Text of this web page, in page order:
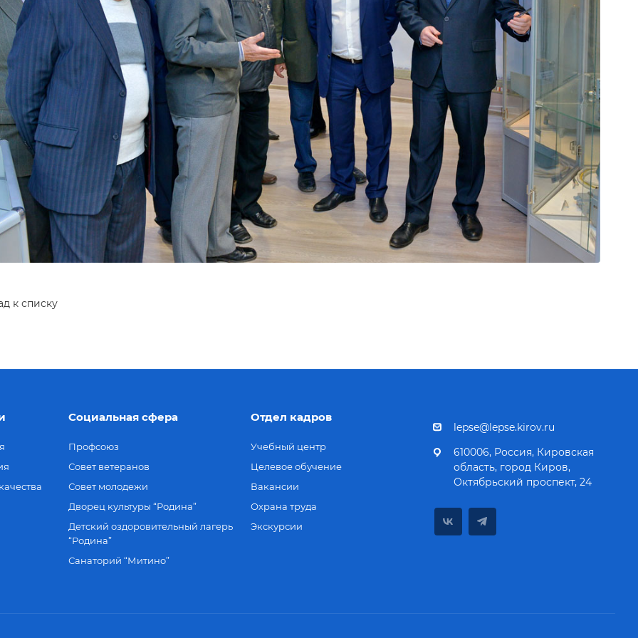
к списку
Социальная сфера
Профсоюз
Совет ветеранов
Совет молодежи
Дворец культуры “Родина”
Детский оздоровительный лагерь
“Родина”
Санаторий “Митино”
Отдел кадров
Учебный центр
Целевое обучение
Вакансии
Охрана труда
Экскурсии
lepse@lepse.kirov.ru
610006, Россия, Кировская
область, город Киров,
Октябрьский проспект, 24